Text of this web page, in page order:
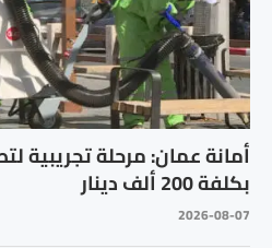
أمانة عمان: مرحلة تجريبية
بكلفة 200 ألف دينار
2026-08-07